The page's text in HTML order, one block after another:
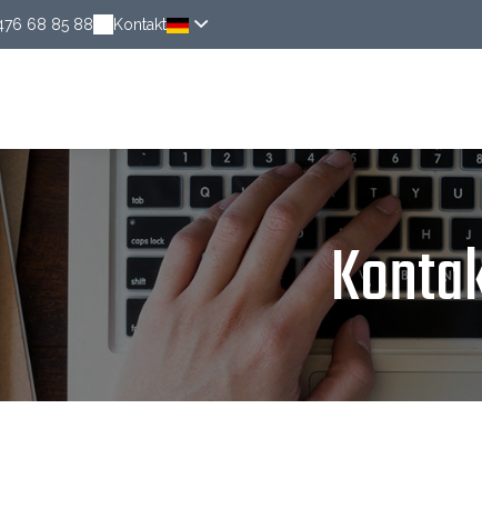
68 85 88 Kontakt
Entdecken Aktivitäten